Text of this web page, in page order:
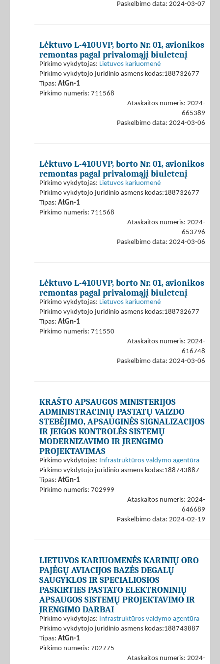
Paskelbimo data: 2024-03-07
Lėktuvo L-410UVP, borto Nr. 01, avionikos
remontas pagal privalomąjį biuletenį
Pirkimo vykdytojas: Lietuvos kariuomenė
Pirkimo vykdytojo juridinio asmens kodas:188732677
Tipas: AtGn-1
Pirkimo numeris: 711568
Ataskaitos numeris: 2024-
665389
Paskelbimo data: 2024-03-06
Lėktuvo L-410UVP, borto Nr. 01, avionikos
remontas pagal privalomąjį biuletenį
Pirkimo vykdytojas: Lietuvos kariuomenė
Pirkimo vykdytojo juridinio asmens kodas:188732677
Tipas: AtGn-1
Pirkimo numeris: 711568
Ataskaitos numeris: 2024-
653796
Paskelbimo data: 2024-03-06
Lėktuvo L-410UVP, borto Nr. 01, avionikos
remontas pagal privalomąjį biuletenį
Pirkimo vykdytojas: Lietuvos kariuomenė
Pirkimo vykdytojo juridinio asmens kodas:188732677
Tipas: AtGn-1
Pirkimo numeris: 711550
Ataskaitos numeris: 2024-
616748
Paskelbimo data: 2024-03-06
KRAŠTO APSAUGOS MINISTERIJOS
ADMINISTRACINIŲ PASTATŲ VAIZDO
STEBĖJIMO, APSAUGINĖS SIGNALIZACIJOS
IR ĮEIGOS KONTROLĖS SISTEMŲ
MODERNIZAVIMO IR ĮRENGIMO
PROJEKTAVIMAS
Pirkimo vykdytojas: Infrastruktūros valdymo agentūra
Pirkimo vykdytojo juridinio asmens kodas:188743887
Tipas: AtGn-1
Pirkimo numeris: 702999
Ataskaitos numeris: 2024-
646689
Paskelbimo data: 2024-02-19
LIETUVOS KARIUOMENĖS KARINIŲ ORO
PAJĖGŲ AVIACIJOS BAZĖS DEGALŲ
SAUGYKLOS IR SPECIALIOSIOS
PASKIRTIES PASTATO ELEKTRONINIŲ
APSAUGOS SISTEMŲ PROJEKTAVIMO IR
ĮRENGIMO DARBAI
Pirkimo vykdytojas: Infrastruktūros valdymo agentūra
Pirkimo vykdytojo juridinio asmens kodas:188743887
Tipas: AtGn-1
Pirkimo numeris: 702775
Ataskaitos numeris: 2024-